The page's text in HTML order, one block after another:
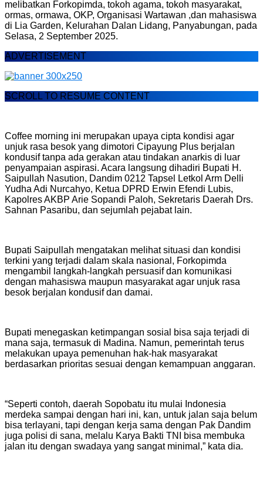
melibatkan Forkopimda, tokoh agama, tokoh masyarakat,
ormas, ormawa, OKP, Organisasi Wartawan ,dan mahasiswa
di Lia Garden, Kelurahan Dalan Lidang, Panyabungan, pada
Selasa, 2 September 2025.
ADVERTISEMENT
SCROLL TO RESUME CONTENT
Coffee morning ini merupakan upaya cipta kondisi agar
unjuk rasa besok yang dimotori Cipayung Plus berjalan
kondusif tanpa ada gerakan atau tindakan anarkis di luar
penyampaian aspirasi. Acara langsung dihadiri Bupati H.
Saipullah Nasution, Dandim 0212 Tapsel Letkol Arm Delli
Yudha Adi Nurcahyo, Ketua DPRD Erwin Efendi Lubis,
Kapolres AKBP Arie Sopandi Paloh, Sekretaris Daerah Drs.
Sahnan Pasaribu, dan sejumlah pejabat lain.
Bupati Saipullah mengatakan melihat situasi dan kondisi
terkini yang terjadi dalam skala nasional, Forkopimda
mengambil langkah-langkah persuasif dan komunikasi
dengan mahasiswa maupun masyarakat agar unjuk rasa
besok berjalan kondusif dan damai.
Bupati menegaskan ketimpangan sosial bisa saja terjadi di
mana saja, termasuk di Madina. Namun, pemerintah terus
melakukan upaya pemenuhan hak-hak masyarakat
berdasarkan prioritas sesuai dengan kemampuan anggaran.
“Seperti contoh, daerah Sopobatu itu mulai Indonesia
merdeka sampai dengan hari ini, kan, untuk jalan saja belum
bisa terlayani, tapi dengan kerja sama dengan Pak Dandim
juga polisi di sana, melalu Karya Bakti TNI bisa membuka
jalan itu dengan swadaya yang sangat minimal,” kata dia.